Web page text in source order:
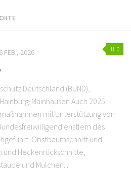
0
FEB., 2026
Deutschland (BUND),
Mainhausen Auch 2025
mit Unterstützung von
des
Obstbaumschnitt und
und Heckenrückschnitte,
und Mulchen...